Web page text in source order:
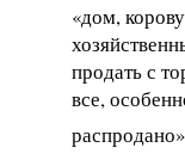
«дом,
продать с
все,
распродано»